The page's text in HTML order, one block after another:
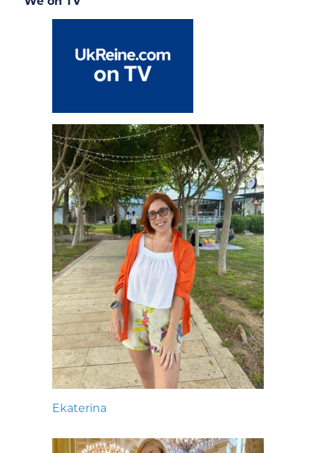
Ekaterina